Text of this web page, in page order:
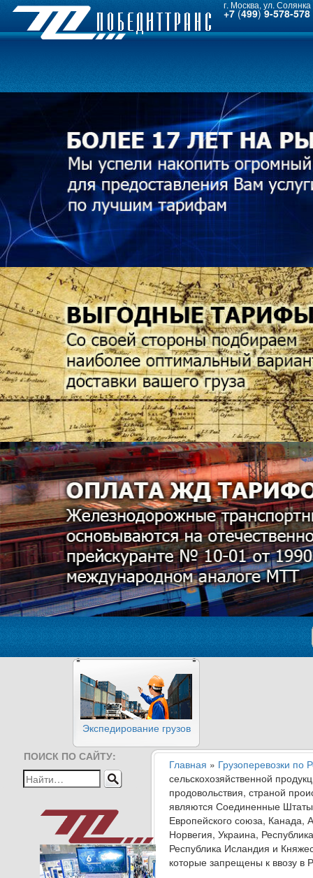
г. Москва, ул.
+7 (499)9-578-578
Экспедирование грузов
ПОИСК ПО САЙТУ:
Главная » Грузоперевозки по
сельскохозяйственной
продовольствия, страной
являются Соединенные
Европейского союза, Канада,
Норвегия, Украина,
Республика Исландия и
которые запрещены к ввозу в